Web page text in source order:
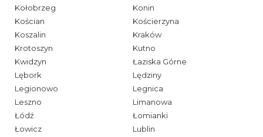
Kołobrzeg
Konin
Kościan
Kościerzyna
Koszalin
Kraków
Krotoszyn
Kutno
Kwidzyn
Łaziska Górne
Lębork
Lędziny
Legionowo
Legnica
Leszno
Limanowa
Łódź
Łomianki
Łowicz
Lublin